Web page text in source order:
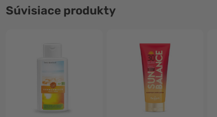
Súvisiace produkty